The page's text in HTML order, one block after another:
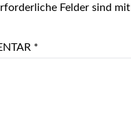
Felder sind mit
*